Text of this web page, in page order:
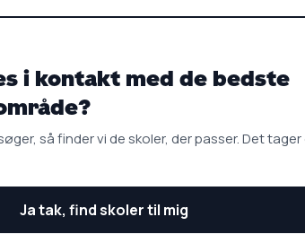
i kontakt med de bedste
så finder vi de skoler, der passer. Det
Ja tak, find skoler til mig